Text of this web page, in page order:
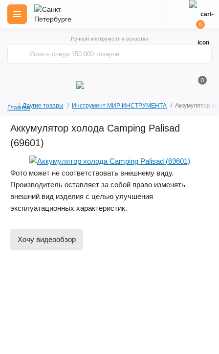
Ручной инструмент и оснастка
0
0
ГлавнаяДругие товары Инструмент МИР ИНСТРУМЕНТА Аккумулятор
Аккумулятор холода Camping Palisad
(69601)
Фото может не соответствовать внешнему виду.
Производитель оставляет за собой право изменять
внешний вид изделия с целью улучшения
эксплуатационных характеристик.
Хочу видеообзор